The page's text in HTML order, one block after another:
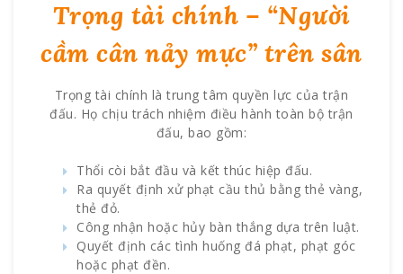
Trọng tài chính – “Người
cầm cân nảy mực” trên sân
Trọng tài chính là trung tâm quyền lực của trận
đấu. Họ chịu trách nhiệm điều hành toàn bộ trận
đấu, bao gồm:
Thổi còi bắt đầu và kết thúc hiệp đấu.
Ra quyết định xử phạt cầu thủ bằng thẻ vàng,
thẻ đỏ.
Công nhận hoặc hủy bàn thắng dựa trên luật.
Quyết định các tình huống đá phạt, phạt góc
hoặc phạt đền.